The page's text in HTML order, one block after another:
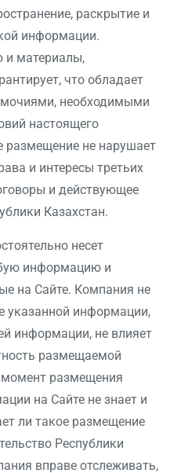
раскрытие и
информации.
материалы,
что обладает
необходимыми
настоящего
размещение не нарушает
и интересы третьих
и действующее
Казахстан.
несет
информацию и
на Сайте. Компания не
указанной информации,
информации, не влияет
размещаемой
размещения
на Сайте не знает и
ли такое размещение
Республики
вправе отслеживать,